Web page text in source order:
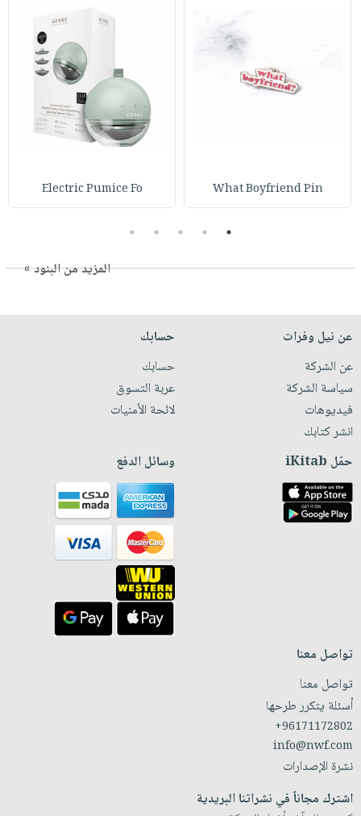
What Boyfriend Pin
Electric Pumice Fo
1
2
3
4
5
المزيد من البنود »
عن نيل وفرات
عن الشركة
سياسة الشركة
فيديوهات
انشر كتابك
حسابك
حسابك
عربة التسوق
لائحة الأمنيات
حمّل iKitab وسائل الدفع
تواصل معنا
تواصل معنا
أسئلة يتكرر طرحها
+96171172802
info@nwf.com
نشرة الإصدارات
اشترك مجاناً في نشراتنا البريدية